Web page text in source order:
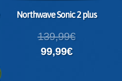
Northwave Sonic 2 plus
139,99€
99,99€